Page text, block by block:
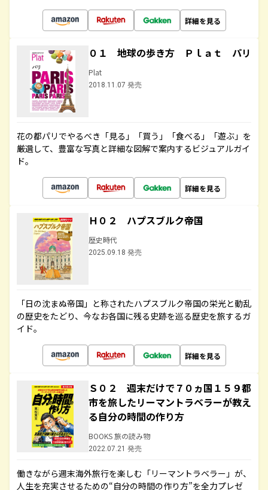
詳細を見る
０１ 地球の歩き方 Ｐｌａｔ パリ
Plat
2018.11.07 発売
花の都パリでやるべき「見る」「買う」「食べる」「遊ぶ」を
厳選して、豊富な写真と詳細な図解で案内するビジュアルガイ
ド。
詳細を見る
Ｈ０２ ハプスブルク帝国
歴史時代
2025.09.18 発売
「日の沈まぬ帝国」と称されたハプスブルク帝国の栄光と動乱
の歴史をたどり、今なお各国に残る史跡を巡る歴史を旅するガ
イド。
詳細を見る
Ｓ０２ 週末だけで７０ヵ国１５９都
市を旅したリーマントラベラーが教え
る自分の時間の作り方
BOOKS 旅の読み物
2022.07.21 発売
働きながら週末海外旅行を楽しむ「リーマントラベラー」が、
人生を充実させるための“自分の時間の作り方”を全力プレゼ